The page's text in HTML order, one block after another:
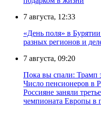
7 августа, 12:33
«День поля» в
разных регионов и
7 августа, 09:20
Пока вы спали: Трамп
Число пенсионеров в
Россияне заняли
чемпионата Европы в